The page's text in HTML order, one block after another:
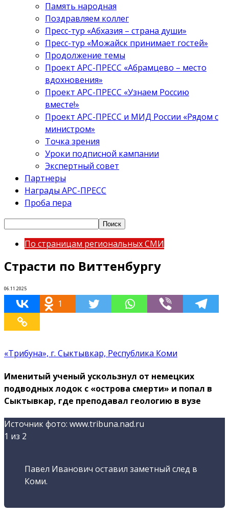
Память народная
Поздравляем коллег
Пресс-тур «Абхазия – страна души»
Пресс-тур «Можайск принимает гостей»
Продолжение темы
Проект АРС-ПРЕСС «Абрамцево – место
вдохновения»
Проект АРС-ПРЕСС «Узнаем Россию
вместе!»
Проект АРС-ПРЕСС и МИД России «Рядом с
министром»
Точка зрения
Уроки подписной кампании
Экспертный совет
Партнеры
Награды АРС-ПРЕСС
Проба пера
По страницам региональных СМИ
Страсти по Виттенбургу
06.11.2025
1
«Трибуна», г. Сыктывкар, Республика Коми
Именитый ученый ускользнул от немецких
подводных лодок с «острова смерти» и попал в
Сыктывкар, где преподавал геологию в вузе
Источник фото: www.tribuna.nad.ru
1 из 2
Павел Иванович оставил заметный след в
Коми.